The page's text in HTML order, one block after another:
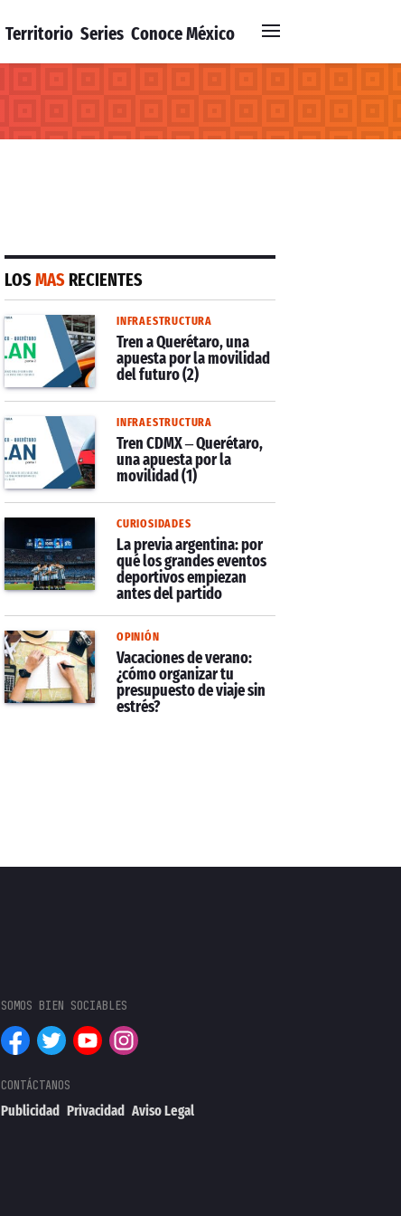
Territorio Series Conoce México
LOSMAS RECIENTES
INFRAESTRUCTURA
Tren a Querétaro, una
apuesta por la movilidad
del futuro (2)
INFRAESTRUCTURA
Tren CDMX – Querétaro,
una apuesta por la
movilidad (1)
CURIOSIDADES
La previa argentina: por
qué los grandes eventos
deportivos empiezan
antes del partido
OPINIÓN
Vacaciones de verano:
¿cómo organizar tu
presupuesto de viaje sin
estrés?
Publicidad Privacidad Aviso Legal